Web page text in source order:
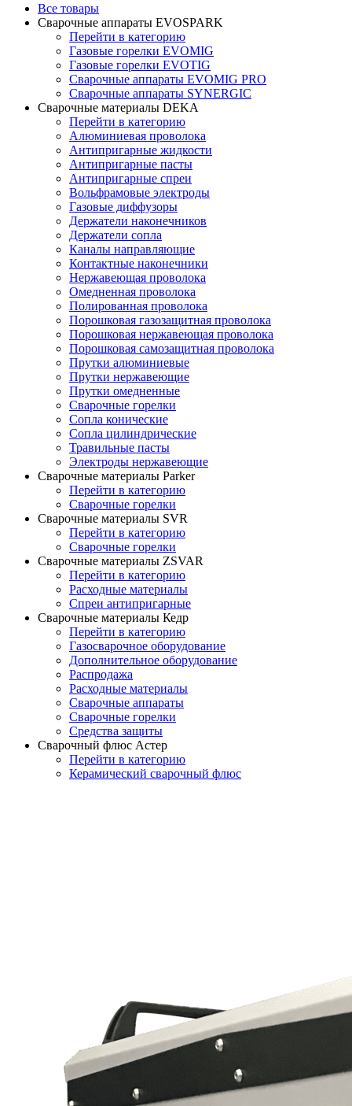
Все товары
Сварочные аппараты EVOSPARK
Перейти в категорию
Газовые горелки EVOMIG
Газовые горелки EVOTIG
Сварочные аппараты EVOMIG PRO
Сварочные аппараты SYNERGIC
Сварочные материалы DEKA
Перейти в категорию
Алюминиевая проволока
Антипригарные жидкости
Антипригарные пасты
Антипригарные спреи
Вольфрамовые электроды
Газовые диффузоры
Держатели наконечников
Держатели сопла
Каналы направляющие
Контактные наконечники
Нержавеющая проволока
Омедненная проволока
Полированная проволока
Порошковая газозащитная проволока
Порошковая нержавеющая проволока
Порошковая самозащитная проволока
Прутки алюминиевые
Прутки нержавеющие
Прутки омедненные
Сварочные горелки
Сопла конические
Сопла цилиндрические
Травильные пасты
Электроды нержавеющие
Сварочные материалы Parker
Перейти в категорию
Сварочные горелки
Сварочные материалы SVR
Перейти в категорию
Сварочные горелки
Сварочные материалы ZSVAR
Перейти в категорию
Расходные материалы
Спреи антипригарные
Сварочные материалы Кедр
Перейти в категорию
Газосварочное оборудование
Дополнительное оборудование
Распродажа
Расходные материалы
Сварочные аппараты
Сварочные горелки
Средства защиты
Сварочный флюс Астер
Перейти в категорию
Керамический сварочный флюс